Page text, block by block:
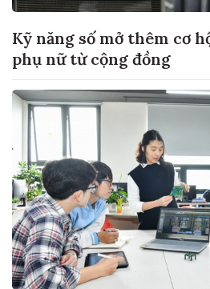
Kỹ năng số mở thêm cơ
phụ nữ từ cộng đồng